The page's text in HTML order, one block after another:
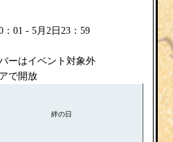
01 - 5月2日23：59
ーはイベント対象外
で開放
絆の日